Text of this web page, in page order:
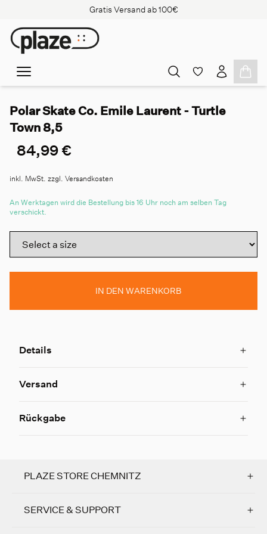
Gratis Versand ab 100€
Polar Skate Co. Emile Laurent - Turtle
Town 8,5
84,99 €
inkl. MwSt. zzgl. Versandkosten
An Werktagen wird die Bestellung bis 16 Uhr noch am selben Tag
verschickt.
IN DEN WARENKORB
Details
Versand
Rückgabe
PLAZE STORE CHEMNITZ
SERVICE & SUPPORT